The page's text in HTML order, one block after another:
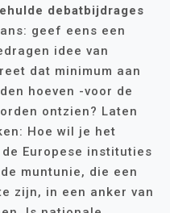
debatbijdrages
geef eens een
idee van
dat minimum aan
hoeven -voor de
ontzien? Laten
Hoe wil je het
Europese instituties
muntunie, die een
zijn, in een anker van